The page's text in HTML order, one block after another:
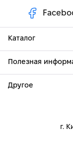
Каталог
Полезная
Другое
г.